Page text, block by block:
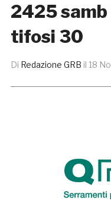
2425
tifosi 30
Di Redazione GRB il 18